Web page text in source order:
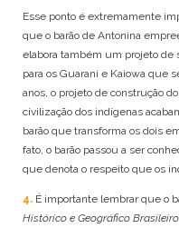
Esse ponto é extremamente
que o barão de Antonina
elabora também um projeto de
para os Guarani e Kaiowa que
anos, o projeto de construção
civilização dos indígenas
barão que transforma os dois
fato, o barão passou a ser
que denota o respeito que os
4. É importante lembrar que o
Histórico e Geográfico Brasileiro